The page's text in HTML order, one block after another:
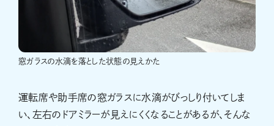
窓ガラスの水滴を落とした状態の見えかた
運転席や助手席の窓ガラスに水滴がびっしり付いてしま
い、左右のドアミラーが見えにくくなることがあるが、そんな